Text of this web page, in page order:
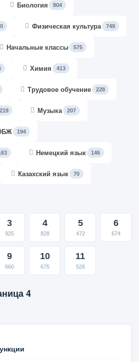
Биология 804
Физическая культура 749
Начальные классы 575
Химия 413
Трудовое обучение 228
219 Музыка 207
194
Немецкий язык 146
Казахский язык 70
3
925
4
828
5
472
6
674
9
660
10
675
11
526
4